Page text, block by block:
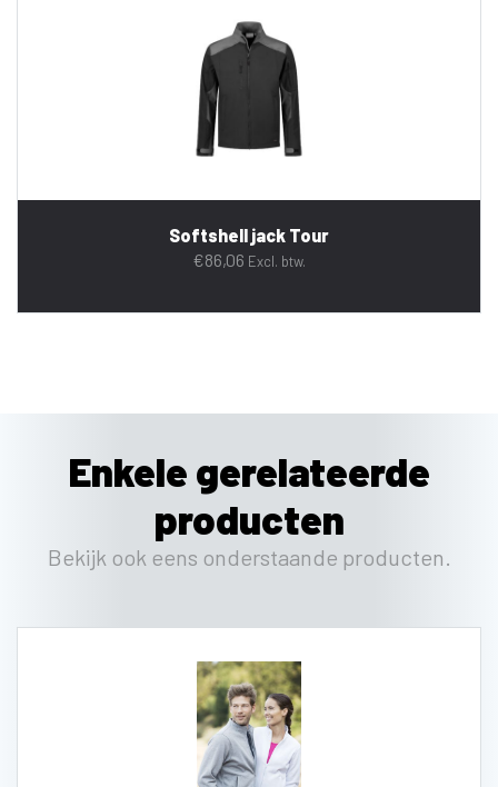
Softshell jack Tour
€86,06 Excl. btw.
Enkele gerelateerde
producten
Bekijk ook eens onderstaande producten.